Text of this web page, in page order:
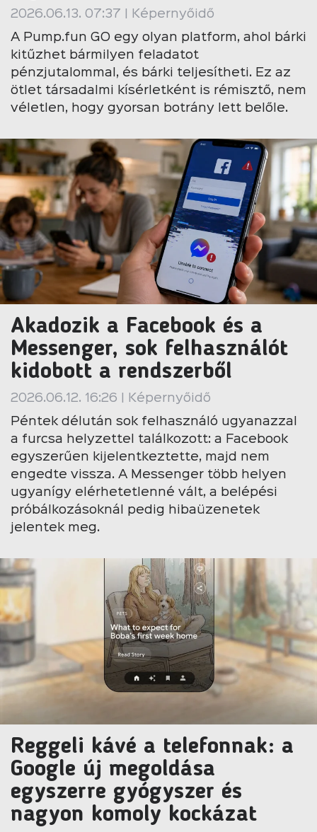
2026.06.13. 07:37 | Képernyőidő
A Pump.fun GO egy olyan platform, ahol bárki
kitűzhet bármilyen feladatot
pénzjutalommal, és bárki teljesítheti. Ez az
ötlet társadalmi kísérletként is rémisztő, nem
véletlen, hogy gyorsan botrány lett belőle.
Akadozik a Facebook és a
Messenger, sok felhasználót
kidobott a rendszerből
2026.06.12. 16:26 | Képernyőidő
Péntek délután sok felhasználó ugyanazzal
a furcsa helyzettel találkozott: a Facebook
egyszerűen kijelentkeztette, majd nem
engedte vissza. A Messenger több helyen
ugyanígy elérhetetlenné vált, a belépési
próbálkozásoknál pedig hibaüzenetek
jelentek meg.
Reggeli kávé a telefonnak: a
Google új megoldása
egyszerre gyógyszer és
nagyon komoly kockázat